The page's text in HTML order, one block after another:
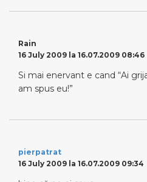
Rain
16 July 2009 la 16.07.2009 08:46
Si mai enervant e cand “Ai
am spus eu!”
pierpatrat
16 July 2009 la 16.07.2009 09:34